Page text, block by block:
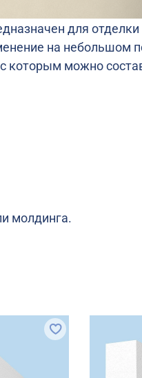
для
на
которым можно
молдинга.